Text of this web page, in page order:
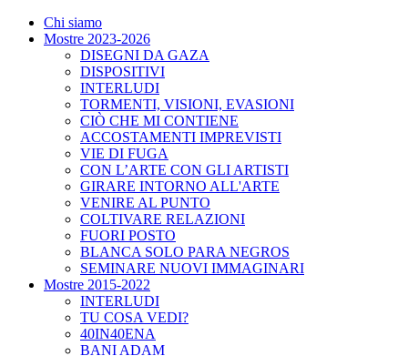
Chi siamo
Mostre 2023-2026
DISEGNI DA GAZA
DISPOSITIVI
INTERLUDI
TORMENTI, VISIONI, EVASIONI
CIÒ CHE MI CONTIENE
ACCOSTAMENTI IMPREVISTI
VIE DI FUGA
CON L’ARTE CON GLI ARTISTI
GIRARE INTORNO ALL'ARTE
VENIRE AL PUNTO
COLTIVARE RELAZIONI
FUORI POSTO
BLANCA SOLO PARA NEGROS
SEMINARE NUOVI IMMAGINARI
Mostre 2015-2022
INTERLUDI
TU COSA VEDI?
40IN40ENA
BANI ADAM